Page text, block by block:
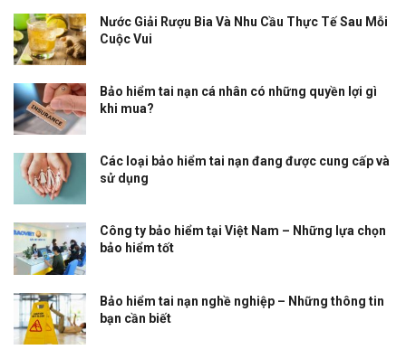
Nước Giải Rượu Bia Và Nhu Cầu Thực Tế Sau Mỗi
Cuộc Vui
Bảo hiểm tai nạn cá nhân có những quyền lợi gì
khi mua?
Các loại bảo hiểm tai nạn đang được cung cấp và
sử dụng
Công ty bảo hiểm tại Việt Nam – Những lựa chọn
bảo hiểm tốt
Bảo hiểm tai nạn nghề nghiệp – Những thông tin
bạn cần biết